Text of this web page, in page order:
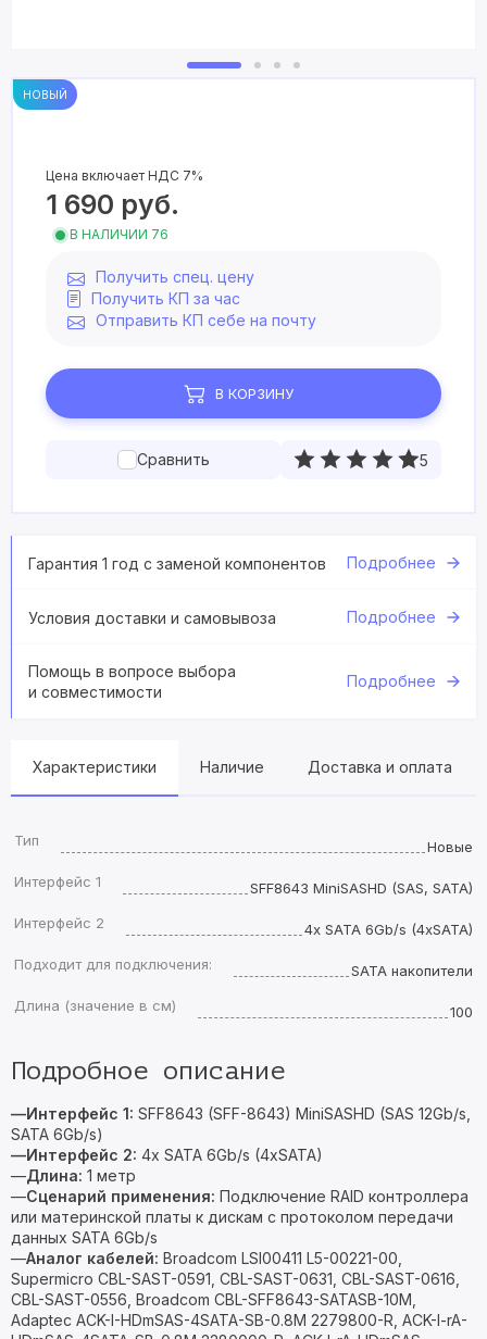
НОВЫЙ
Цена включает НДС 7%
1 690 руб.
В НАЛИЧИИ 76
Получить спец. цену
Получить КП за час
Отправить КП себе на почту
В КОРЗИНУ
Сравнить 5
Гарантия 1 год с заменой компонентов Подробнее
Условия доставки и самовывоза Подробнее
Помощь в вопросе выбора
и совместимости
Подробнее
Характеристики Наличие Доставка и оплата
Тип
Новые
Интерфейс 1
SFF8643 MiniSASHD (SAS, SATA)
Интерфейс 2
4x SATA 6Gb/s (4xSATA)
Подходит для подключения:
SATA накопители
Длина (значение в см)
100
Подробное описание
—Интерфейс 1: SFF8643 (SFF-8643) MiniSASHD (SAS 12Gb/s,
SATA 6Gb/s)
—Интерфейс 2: 4x SATA 6Gb/s (4xSATA)
—Длина: 1 метр
—Сценарий применения: Подключение RAID контроллера
или материнской платы к дискам с протоколом передачи
данных SATA 6Gb/s
—Аналог кабелей: Broadcom LSI00411 L5-00221-00,
Supermicro CBL-SAST-0591, CBL-SAST-0631, CBL-SAST-0616,
CBL-SAST-0556, Broadcom CBL-SFF8643-SATASB-10M,
Adaptec ACK-I-HDmSAS-4SATA-SB-0.8M 2279800-R, ACK-I-rA-